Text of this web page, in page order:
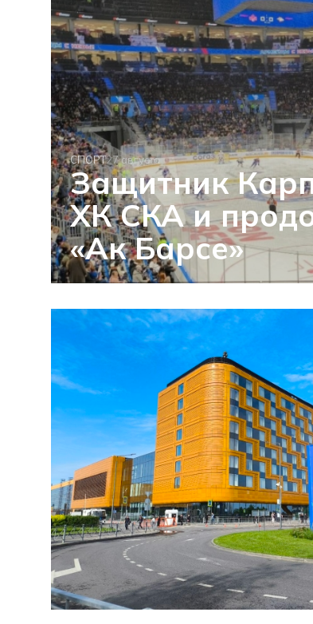
СПОРТ27 августа
Защитник
ХК СКА и
«Ак Барсе»